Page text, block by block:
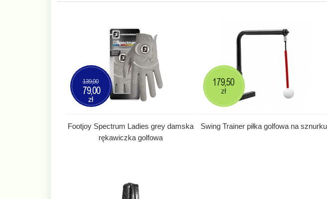
Footjoy Spectrum Ladies grey damska
rękawiczka golfowa
139,00
79,00
zł
Swing Trainer piłka golfowa na sznurku
179,50
zł